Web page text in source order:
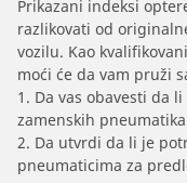
Prikazani indeksi
razlikovati od
vozilu. Kao
moći će da vam pruži
1. Da vas obavesti da
zamenskih
2. Da utvrdi da li je
pneumaticima za